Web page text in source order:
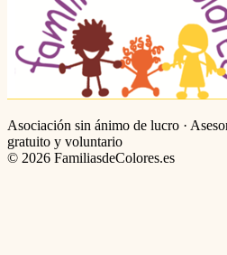
Asociación sin ánimo de lucro ·
gratuito y voluntario
© 2026 FamiliasdeColores.es